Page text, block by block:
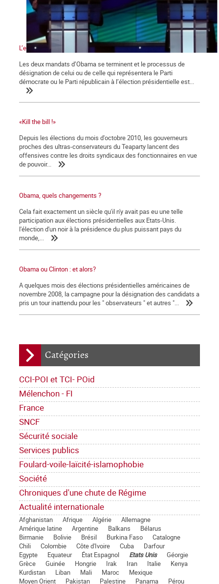
Catégories
CCI-POI et TCI- POid
Mélenchon - FI
France
SNCF
Sécurité sociale
Services publics
Foulard-voile-laïcité-islamophobie
Société
Chroniques d'une chute de Régime
Actualité internationale
Afghanistan Afrique Algérie
Allemagne
Amérique latine
Argentine Balkans
Bélarus
Birmanie
Bolivie Brésil Burkina Faso
Catalogne
Chili
Colombie Côte d'Ivoire Cuba
Darfour
Egypte
Equateur État Espagnol Etats Unis
Géorgie
Grèce
Guinée Hongrie Irak Iran Italie
Kenya
Kurdistan
Liban Mali Maroc
Mexique
Moyen Orient
Pakistan Palestine Panama Pérou
L’effet Bernie Sanders
Les deux mandats d’Obama se terminent et le processus de
désignation de celui ou de celle qui représentera le Parti
démocrate ou le Parti républicain à l’élection présidentielle est...
«Kill the bill !»
Depuis les élections du mois d'octobre 2010, les gouverneurs
proches des ultras-conservateurs du Teaparty lancent des
offensives contre les droits syndicaux des fonctionnaires en vue
de pouvoir...
Obama, quels changements ?
Cela fait exactement un siècle qu'il n'y avait pas eu une telle
participation aux élections présidentielles aux Etats-Unis.
l'élection d'un noir à la présidence du plus puissant pays du
monde,...
Obama ou Clinton : et alors?
A quelques mois des élections présidentielles américaines de
novembre 2008, la campagne pour la désignation des candidats a
pris un tour inattendu pour les " observateurs " et autres "...